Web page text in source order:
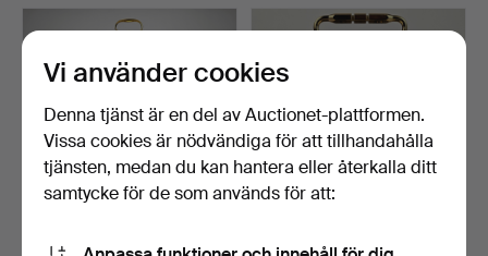
JUNGHANS. Bordsur,
L'EPÉE. Bordsur/reseur,
Vi använder cookies
Denna tjänst är en del av Auctionet-plattformen.
Vissa cookies är nödvändiga för att tillhandahålla
tjänsten, medan du kan hantera eller återkalla ditt
samtycke för de som används för att: